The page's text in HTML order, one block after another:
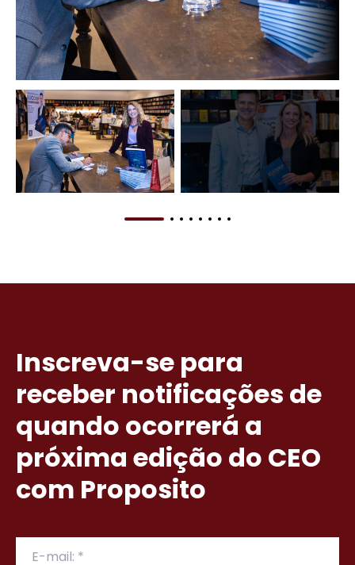
Inscreva-se para
receber notificações de
quando ocorrerá a
próxima edição do CEO
com Proposito